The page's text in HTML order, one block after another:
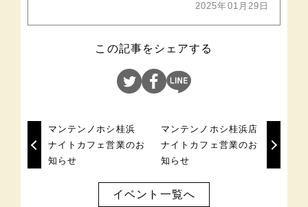
2025年01月29日
この記事をシェアする
マンテンノホシ桂浜
ナイトカフェ営業のお
知らせ
マンテンノホシ桂浜店
ナイトカフェ営業のお
知らせ
イベント一覧へ